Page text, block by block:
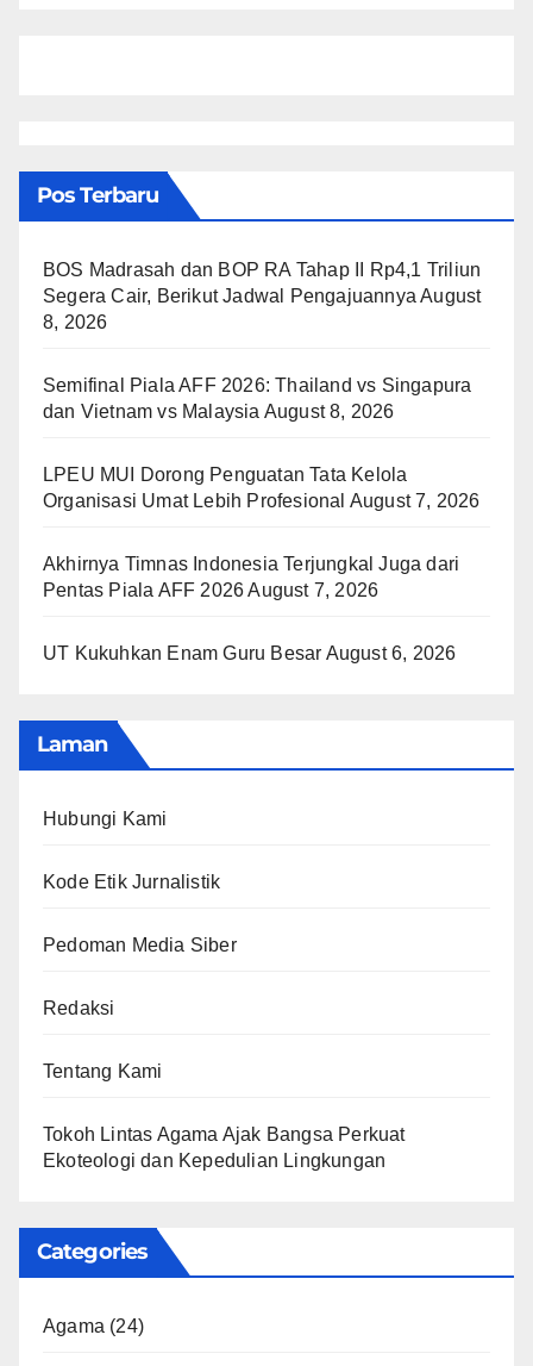
Pos Terbaru
BOS Madrasah dan BOP RA Tahap II Rp4,1 Triliun
Segera Cair, Berikut Jadwal Pengajuannya August
8, 2026
Semifinal Piala AFF 2026: Thailand vs Singapura
dan Vietnam vs Malaysia August 8, 2026
LPEU MUI Dorong Penguatan Tata Kelola
Organisasi Umat Lebih Profesional August 7, 2026
Akhirnya Timnas Indonesia Terjungkal Juga dari
Pentas Piala AFF 2026 August 7, 2026
UT Kukuhkan Enam Guru Besar August 6, 2026
Laman
Hubungi Kami
Kode Etik Jurnalistik
Pedoman Media Siber
Redaksi
Tentang Kami
Tokoh Lintas Agama Ajak Bangsa Perkuat
Ekoteologi dan Kepedulian Lingkungan
Categories
Agama (24)